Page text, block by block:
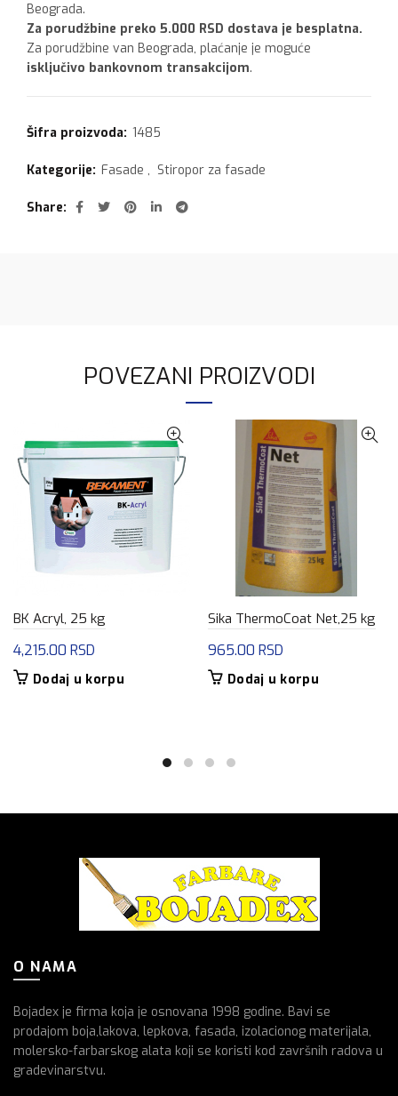
Beograda.
Za porudžbine preko 5.000 RSD dostava je besplatna.
Za porudžbine van Beograda, plaćanje je moguće
isključivo bankovnom transakcijom.
Šifra proizvoda: 1485
Kategorije: Fasade , Stiropor za fasade
Share
POVEZANI PROIZVODI
BK Acryl, 25 kg
4,215.00 RSD
Dodaj u korpu
Sika ThermoCoat Net,25 kg
965.00 RSD
Dodaj u korpu
O NAMA
Bojadex je firma koja je osnovana 1998 godine. Bavi se
prodajom boja,lakova, lepkova, fasada, izolacionog materijala,
molersko-farbarskog alata koji se koristi kod završnih radova u
gradevinarstvu.